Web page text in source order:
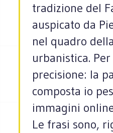
tradizione del
auspicato da
nel quadro
urbanistica.
precisione: la
composta io
immagini
Le frasi sono,